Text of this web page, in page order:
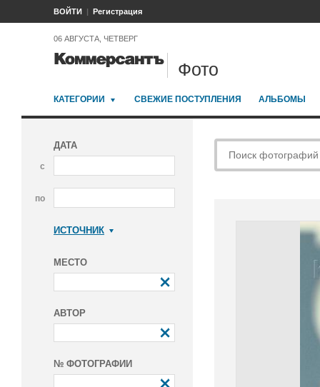
ВОЙТИ Регистрация
06 АВГУСТА, ЧЕТВЕРГ
Фото
КАТЕГОРИИ СВЕЖИЕ ПОСТУПЛЕНИЯ АЛЬБОМЫ
ДАТА
с
по
ИСТОЧНИК
МЕСТО
АВТОР
№ ФОТОГРАФИИ